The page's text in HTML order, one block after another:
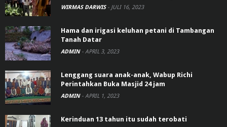
WIRMAS DARWIS - JULI 16, 2023
Hama dan irigasi keluhan petani di Tambangan
Tanah Datar
ADMIN - APRIL 3, 2023
Lenggang suara anak-anak, Wabup Richi
Perintahkan Buka Masjid 24 jam
ADMIN - APRIL 1, 2023
Kerinduan 13 tahun itu sudah terobati